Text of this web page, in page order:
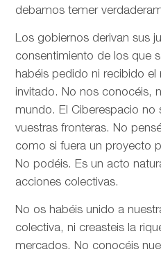
debamos temer
Los gobiernos derivan sus
consentimiento de los que
habéis pedido ni recibido
invitado. No nos conocéis,
mundo. El Ciberespacio no
vuestras fronteras. No
como si fuera un proyecto
No podéis. Es un acto
acciones colectivas.
No os habéis unido a
colectiva, ni creasteis la
mercados. No conocéis